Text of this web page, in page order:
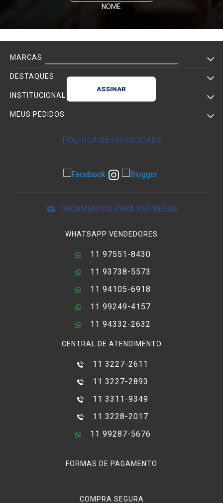
NOME
MARCAS
DESTAQUES
INSTITUCIONAL
MEUS PEDIDOS
POLÍTICA DE PRIVACIDADE
ORÇAMENTOS PARA EMPRESAS
WHATSAPP VENDEDORES
11 97551-8430
11 93738-5573
11 94105-6918
11 99249-4157
11 94332-2632
CENTRAL DE ATENDIMENTO
11 3227-2611
11 3227-2893
11 3311-9349
11 3228-2017
11 99287-5676
FORMAS DE PAGAMENTO
COMPRA SEGURA